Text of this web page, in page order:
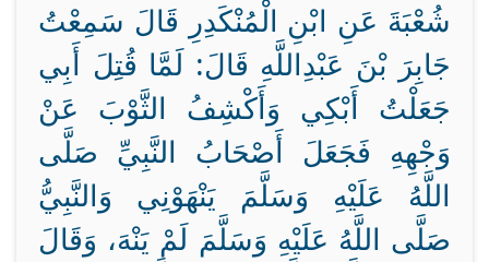
شُعْبَةَ عَنِ ابْنِ الْمُنْكَدِرِ قَالَ سَمِعْتُ
جَابِرَ بْنَ عَبْدِاللَّهِ قَالَ: لَمَّا قُتِلَ أَبِي
جَعَلْتُ أَبْكِي وَأَكْشِفُ الثَّوْبَ عَنْ
وَجْهِهِ فَجَعَلَ أَصْحَابُ النَّبِيِّ صَلَّى
اللَّهُ عَلَيْهِ وَسَلَّمَ يَنْهَوْنِي وَالنَّبِيُّ
صَلَّى اللَّهُ عَلَيْهِ وَسَلَّمَ لَمْ يَنْهَ، وَقَالَ